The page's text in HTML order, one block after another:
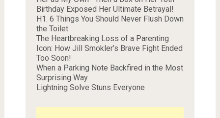
Birthday Exposed Her Ultimate Betrayal!
H1. 6 Things You Should Never Flush Down
the Toilet
The Heartbreaking Loss of a Parenting
Icon: How Jill Smokler’s Brave Fight Ended
Too Soon!
When a Parking Note Backfired in the Most
Surprising Way
Lightning Solve Stuns Everyone